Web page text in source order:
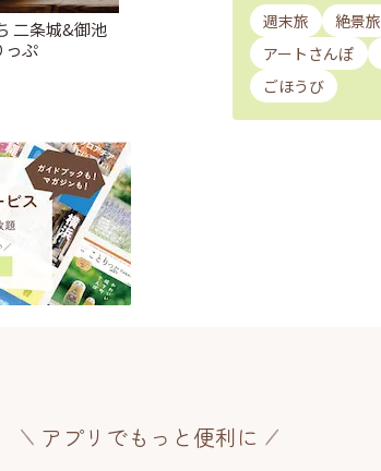
二条城&御池
っぷ
週末旅 絶景旅
アートさんぽ
ごほうび
アプリでもっと便利に